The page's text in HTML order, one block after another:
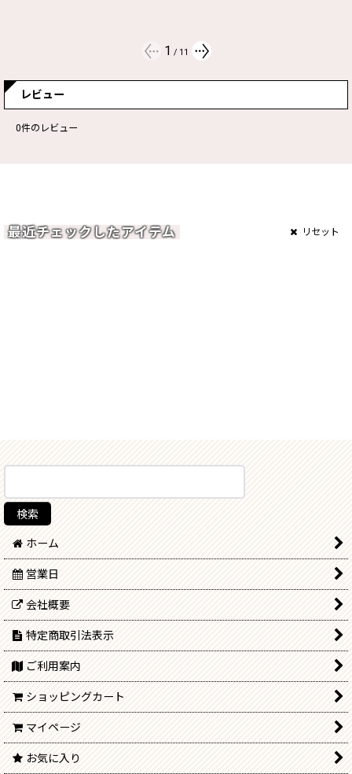
2 / 11
レビュー
0件のレビュー
最近チェックしたアイテム リセット
ホーム
営業日
会社概要
特定商取引法表示
ご利用案内
ショッピングカート
マイページ
お気に入り